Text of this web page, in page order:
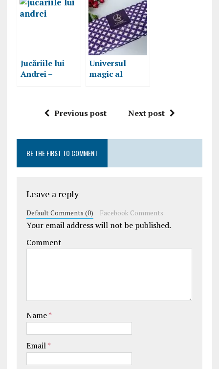
spectaculoase
in numai 15
Jucăriile lui
Andrei –
Universul
magic al
Previous post
Next post
BE THE FIRST TO COMMENT
Leave a reply
Default Comments (0) Facebook Comments
Your email address will not be published.
Comment
Name*
Email*